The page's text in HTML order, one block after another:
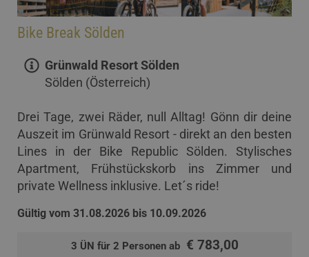
Bike Break Sölden
Grünwald Resort Sölden
Sölden (Österreich)
Drei Tage, zwei Räder, null Alltag! Gönn dir deine
Auszeit im Grünwald Resort - direkt an den besten
Lines in der Bike Republic Sölden. Stylisches
Apartment, Frühstückskorb ins Zimmer und
private Wellness inklusive. Let´s ride!
Gültig vom 31.08.2026 bis 10.09.2026
3 ÜN für 2 Personen ab € 783,00